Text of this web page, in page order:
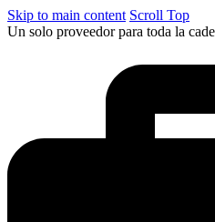
Skip to main content Scroll Top
Un solo proveedor para toda la